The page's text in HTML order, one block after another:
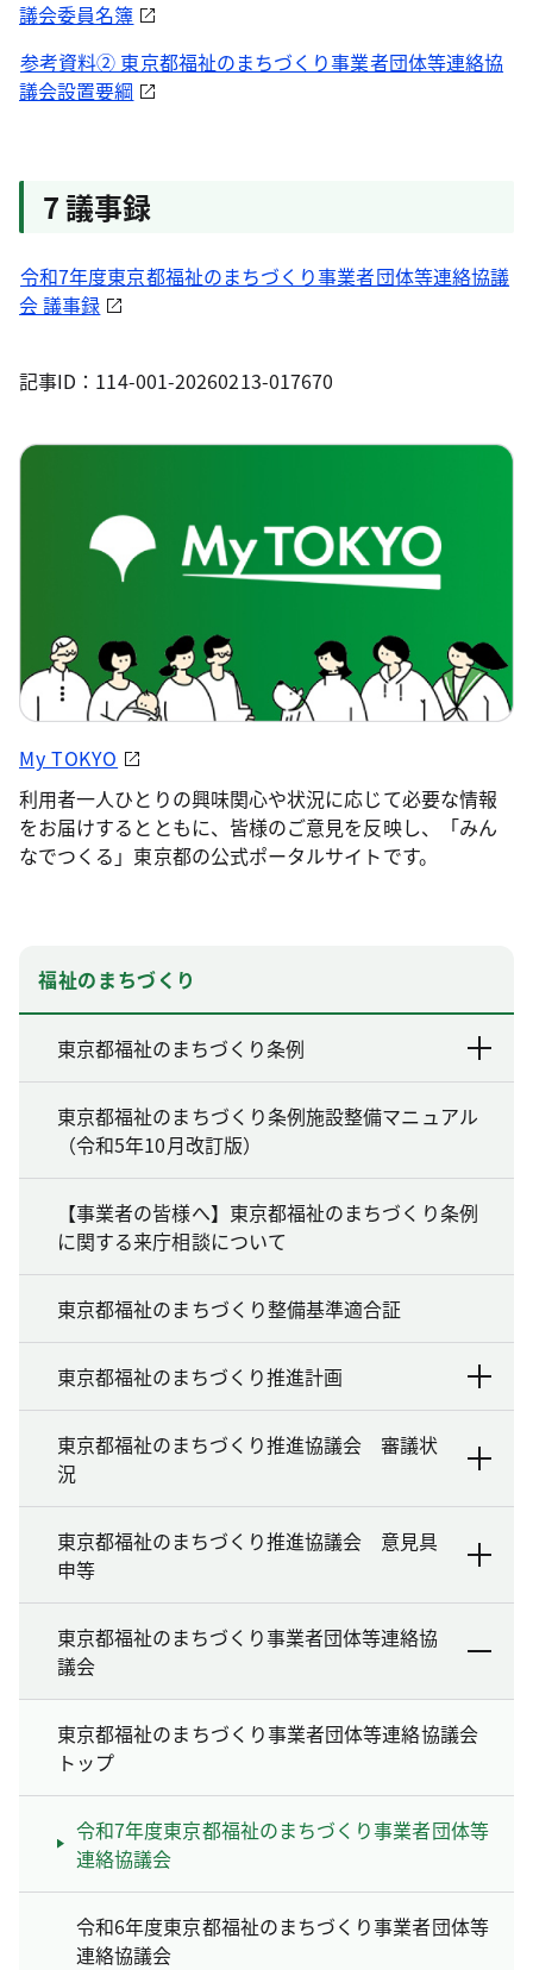
議会委員名簿
参考資料② 東京都福祉のまちづくり事業者団体等連絡協
議会設置要綱
7 議事録
令和7年度東京都福祉のまちづくり事業者団体等連絡協議
会 議事録
記事ID：114-001-20260213-017670
My TOKYO
利用者一人ひとりの興味関心や状況に応じて必要な情報
をお届けするとともに、皆様のご意見を反映し、「みん
なでつくる」東京都の公式ポータルサイトです。
福祉のまちづくり
東京都福祉のまちづくり条例
東京都福祉のまちづくり条例施設整備マニュアル
（令和5年10月改訂版）
【事業者の皆様へ】東京都福祉のまちづくり条例
に関する来庁相談について
東京都福祉のまちづくり整備基準適合証
東京都福祉のまちづくり推進計画
東京都福祉のまちづくり推進協議会 審議状
況
東京都福祉のまちづくり推進協議会 意見具
申等
東京都福祉のまちづくり事業者団体等連絡協
議会
東京都福祉のまちづくり事業者団体等連絡協議会
トップ
令和7年度東京都福祉のまちづくり事業者団体等
連絡協議会
令和6年度東京都福祉のまちづくり事業者団体等
連絡協議会